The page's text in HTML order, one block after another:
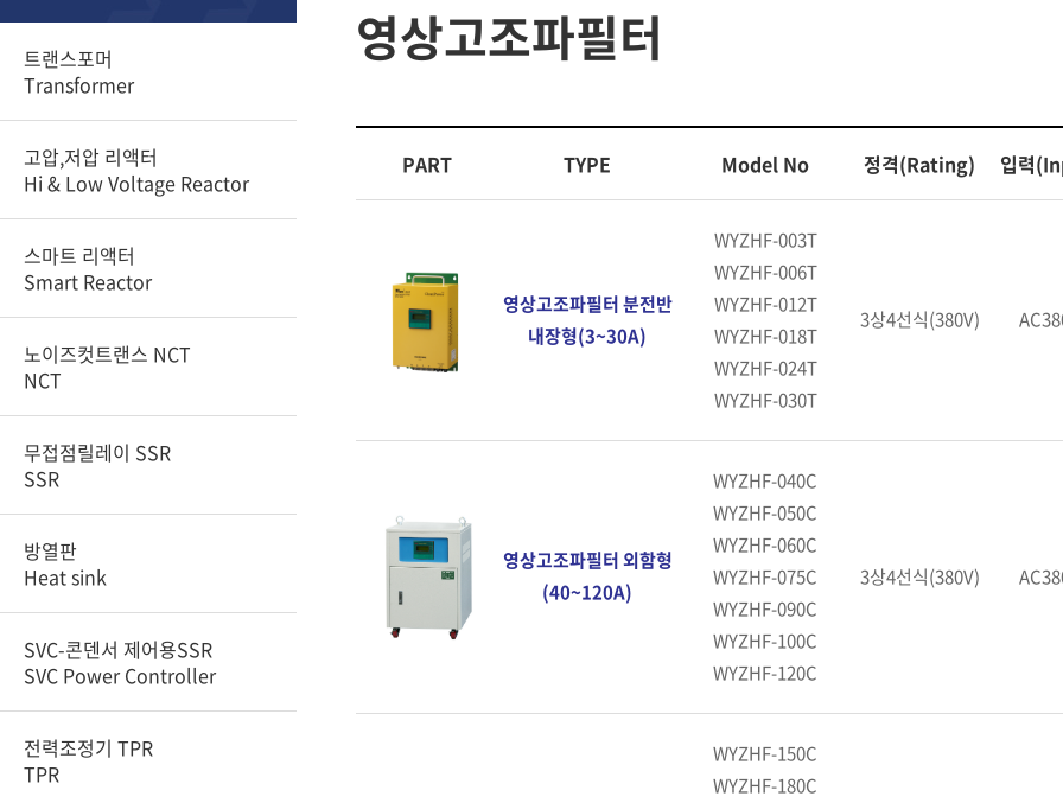
트랜스포머
Transformer
고압,저압 리액터
Hi & Low Voltage Reactor
스마트 리액터
Smart Reactor
노이즈컷트랜스 NCT
NCT
무접점릴레이 SSR
SSR
방열판
Heat sink
SVC-콘덴서 제어용SSR
SVC Power Controller
전력조정기 TPR
TPR
영상고조파필터
PART TYPE Model No 정격(Rating) 입력
영상고조파필터 분전반
내장형(3~30A)
WYZHF-003T
WYZHF-006T
WYZHF-012T
WYZHF-018T
WYZHF-024T
WYZHF-030T
3상4선식(380V)
영상고조파필터 외함형
(40~120A)
WYZHF-040C
WYZHF-050C
WYZHF-060C
WYZHF-075C
WYZHF-090C
WYZHF-100C
WYZHF-120C
3상4선식(380V)
WYZHF-150C
WYZHF-180C